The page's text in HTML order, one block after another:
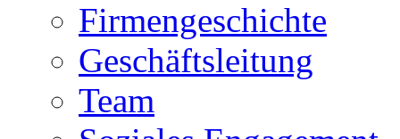
Firmengeschichte
Geschäftsleitung
Team